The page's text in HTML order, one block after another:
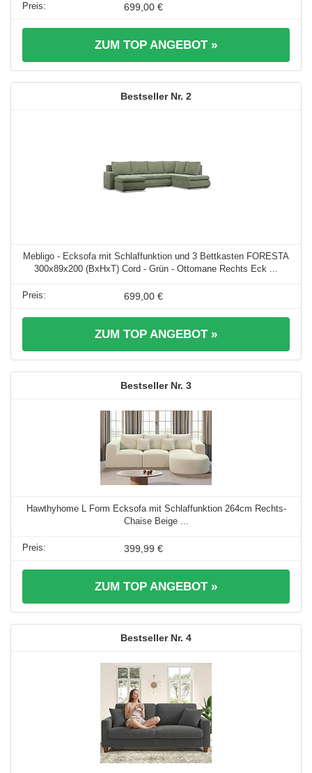
699,00 €
ZUM TOP ANGEBOT »
2
Mebligo - Ecksofa mit Schlaffunktion und 3 Bettkasten FORESTA
300x89x200 (BxHxT) Cord - Grün - Ottomane Rechts Eck ...
699,00 €
ZUM TOP ANGEBOT »
3
Hawthyhome L Form Ecksofa mit Schlaffunktion 264cm Rechts-
Chaise Beige ...
399,99 €
ZUM TOP ANGEBOT »
4